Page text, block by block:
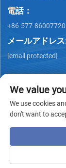
電話：
+86-577-86007720
メールアドレ
[email protected]
We value
We use cookies
don't want to